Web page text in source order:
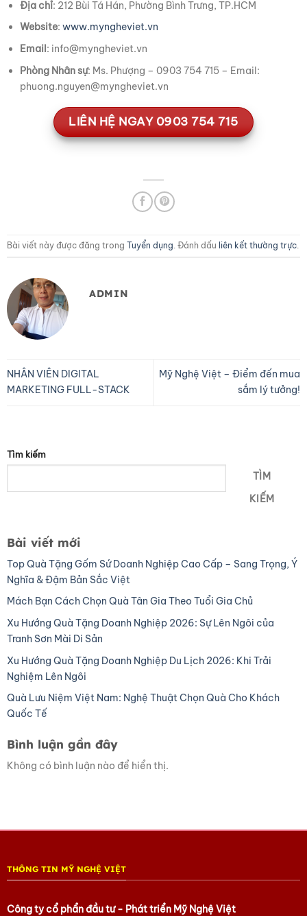
Địa chỉ: 212 Bùi Tá Hán, Phường Bình Trưng, TP.HCM
Website: www.myngheviet.vn
Email: info@myngheviet.vn
Phòng Nhân sự: Ms. Phượng – 0903 754 715 – Email:
phuong.nguyen@myngheviet.vn
LIÊN HỆ NGAY 0903 754 715
Bài viết này được đăng trong Tuyển dụng . Đánh dấu liên kết thường trực
ADMIN
NHÂN VIÊN DIGITAL
MARKETING FULL-STACK
Mỹ Nghệ Việt – Điểm đến mua
sắm lý tưởng!
Tìm kiếm
TÌM
KIẾM
Bài viết mới
Top Quà Tặng Gốm Sứ Doanh Nghiệp Cao Cấp – Sang Trọng, Ý
Nghĩa & Đậm Bản Sắc Việt
Mách Bạn Cách Chọn Quà Tân Gia Theo Tuổi Gia Chủ
Xu Hướng Quà Tặng Doanh Nghiệp 2026: Sự Lên Ngôi của
Tranh Sơn Mài Di Sản
Xu Hướng Quà Tặng Doanh Nghiệp Du Lịch 2026: Khi Trải
Nghiệm Lên Ngôi
Quà Lưu Niệm Việt Nam: Nghệ Thuật Chọn Quà Cho Khách
Quốc Tế
Bình luận gần đây
Không có bình luận nào để hiển thị.
THÔNG TIN MỸ NGHỆ VIỆT
Công ty cổ phẩn đầu tư - Phát triển Mỹ Nghệ Việt